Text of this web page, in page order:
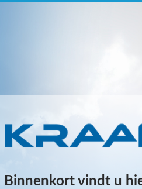
Binnenkort vindt u